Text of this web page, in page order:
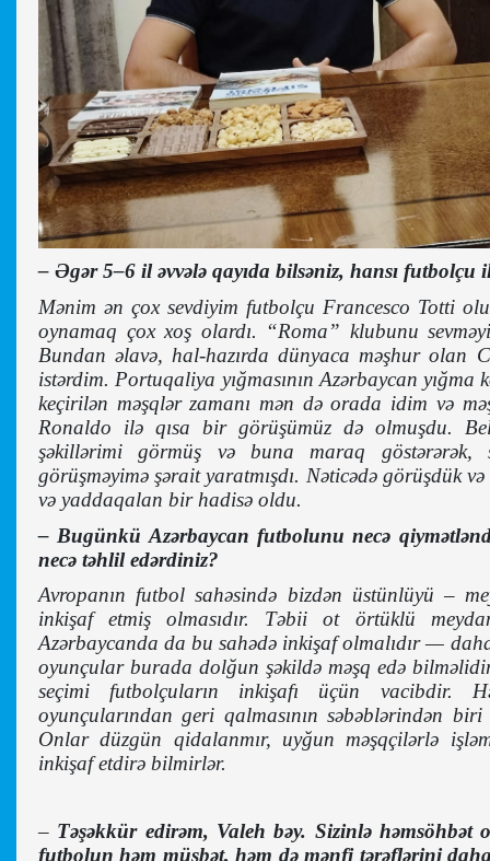
– Əgər 5–6 il əvvələ qayıda bilsəniz, hansı
Mənim ən çox sevdiyim futbolçu Francesco Totti
oynamaq çox xoş olardı. “Roma” klubunu
Bundan əlavə, hal-hazırda dünyaca məşhur olan
istərdim. Portuqaliya yığmasının Azərbaycan yığma
keçirilən məşqlər zamanı mən də orada idim və
Ronaldo ilə qısa bir görüşümüz də olmuşdu.
şəkillərimi görmüş və buna maraq göstərərək,
görüşməyimə şərait yaratmışdı. Nəticədə görüşdük
və yaddaqalan bir hadisə oldu.
– Bugünkü Azərbaycan futbolunu necə
necə təhlil edərdiniz?
Avropanın futbol sahəsində bizdən üstünlüyü –
inkişaf etmiş olmasıdır. Təbii ot örtüklü
Azərbaycanda da bu sahədə inkişaf olmalıdır —
oyunçular burada dolğun şəkildə məşq edə
seçimi futbolçuların inkişafı üçün vacibdir.
oyunçularından geri qalmasının səbəblərindən
Onlar düzgün qidalanmır, uyğun məşqçilərlə
inkişaf etdirə bilmirlər.
– Təşəkkür edirəm, Valeh bəy. Sizinlə həmsöhbət
futbolun həm müsbət, həm də mənfi tərəflərini